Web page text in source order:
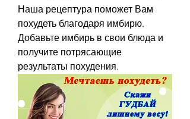
Наша рецептура поможет Вам
похудеть благодаря имбирю.
Добавьте имбирь в свои блюда и
получите потрясающие
результаты похудения.